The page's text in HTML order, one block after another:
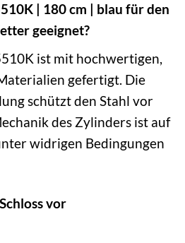
| 180 cm | blau für den
geeignet?
ist mit hochwertigen,
gefertigt. Die
schützt den Stahl vor
des Zylinders ist auf
widrigen Bedingungen
vor